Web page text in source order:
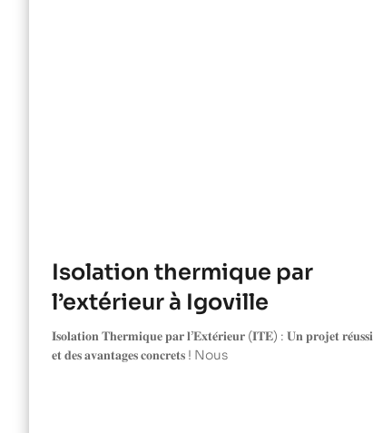
Isolation thermique par
l’extérieur à Igoville
𝐈𝐬𝐨𝐥𝐚𝐭𝐢𝐨𝐧 𝐓𝐡𝐞𝐫𝐦𝐢𝐪𝐮𝐞 𝐩𝐚𝐫 𝐥’𝐄𝐱𝐭𝐞́𝐫𝐢𝐞𝐮𝐫 (𝐈𝐓𝐄) : 𝐔𝐧 𝐩𝐫𝐨𝐣𝐞𝐭 𝐫𝐞́𝐮𝐬𝐬𝐢
𝐞𝐭 𝐝𝐞𝐬 𝐚𝐯𝐚𝐧𝐭𝐚𝐠𝐞𝐬 𝐜𝐨𝐧𝐜𝐫𝐞𝐭𝐬 ! Nous